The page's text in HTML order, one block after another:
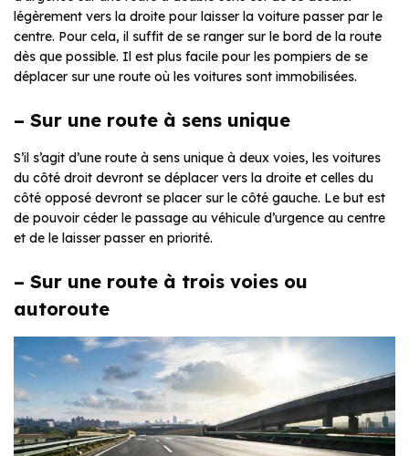
légèrement vers la droite pour laisser la voiture passer par le
centre. Pour cela, il suffit de se ranger sur le bord de la route
dès que possible. Il est plus facile pour les pompiers de se
déplacer sur une route où les voitures sont immobilisées.
– Sur une route à sens unique
S’il s’agit d’une route à sens unique à deux voies, les voitures
du côté droit devront se déplacer vers la droite et celles du
côté opposé devront se placer sur le côté gauche. Le but est
de pouvoir céder le passage au véhicule d’urgence au centre
et de le laisser passer en priorité.
– Sur une route à trois voies ou
autoroute